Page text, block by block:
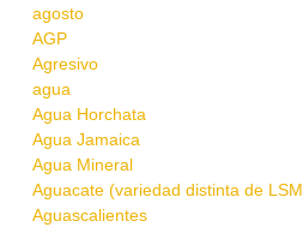
agosto
AGP
Agresivo
agua
Agua Horchata
Agua Jamaica
Agua Mineral
Aguacate (variedad distinta de
Aguascalientes